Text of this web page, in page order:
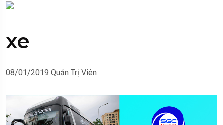
xe
08/01/2019 Quản Trị Viên